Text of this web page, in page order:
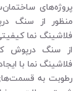
پروژه‌های
منظور از سنگ
فلاشینگ نما
از سنگ درپوش
فلاشینگ نما با
رطوبت به